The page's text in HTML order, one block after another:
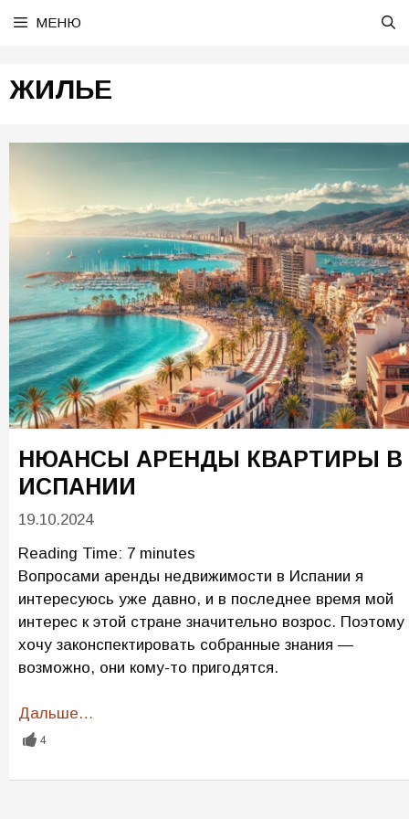
МЕНЮ
ЖИЛЬЕ
НЮАНСЫ АРЕНДЫ КВАРТИРЫ В
ИСПАНИИ
19.10.2024
Reading Time: 7 minutes
Вопросами аренды недвижимости в Испании я
интересуюсь уже давно, и в последнее время мой
интерес к этой стране значительно возрос. Поэтому
хочу законспектировать собранные знания —
возможно, они кому-то пригодятся.
Дальше…
4